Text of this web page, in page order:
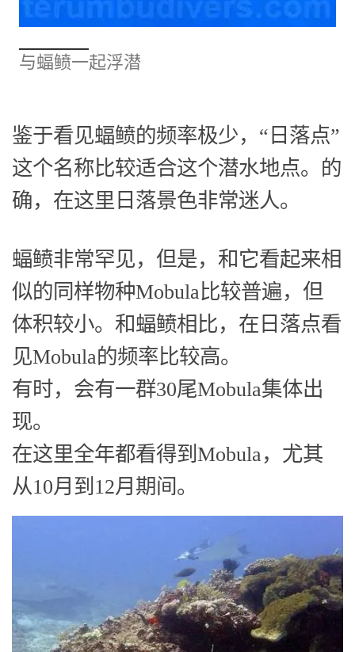
与蝠鲼一起浮潜
鉴于看见蝠鲼的频率极少，“日落点”
这个名称比较适合这个潜水地点。的
确，在这里日落景色非常迷人。
蝠鲼非常罕见，但是，和它看起来相
似的同样物种Mobula比较普遍，但
体积较小。和蝠鲼相比，在日落点看
见Mobula的频率比较高。
有时，会有一群30尾Mobula集体出
现。
在这里全年都看得到Mobula，尤其
从10月到12月期间。